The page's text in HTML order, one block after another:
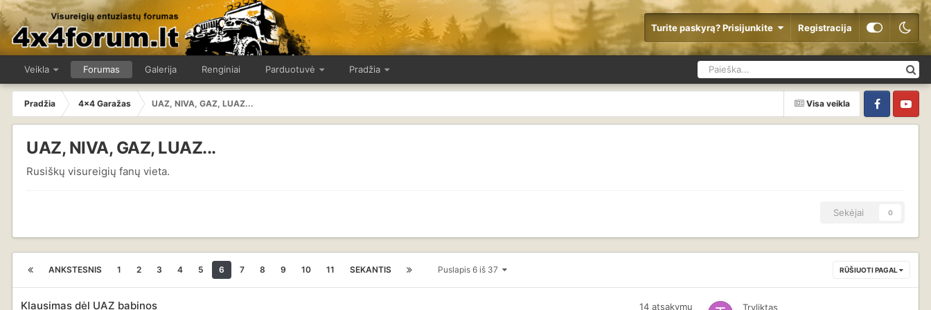
Turite paskyrą? Prisijunkite Registracija
Veikla Forumas Galerija Renginiai Parduotuvė Pradžia
Visa veikla
Pradžia 4x4 Garažas UAZ, NIVA, GAZ, LUAZ...
FacebookYouTube
UAZ, NIVA, GAZ, LUAZ...
Rusiškų visureigių fanų vieta.
Sekėjai 0
RŪŠIUOTI PAGAL
ANKSTESNIS 1 2 3 4 5 6 7 8 9 10 11 SEKANTIS Puslapis 6 iš 37
Klausimas dėl UAZ babinos 14 atsakymų Tryliktas